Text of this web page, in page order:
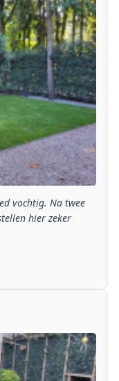
vochtig. Na twee
hier zeker